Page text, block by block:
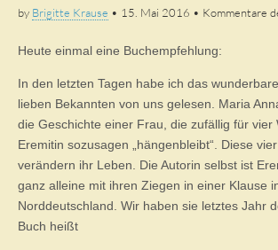
by Brigitte Krause • 15. Mai 2016 • Kommentare
Heute einmal eine Buchempfehlung:
In den letzten Tagen habe ich das
lieben Bekannten von uns gelesen. Maria
die Geschichte einer Frau, die zufällig für vier
Eremitin sozusagen „hängenbleibt“. Diese
verändern ihr Leben. Die Autorin selbst ist
ganz alleine mit ihren Ziegen in einer Klause
Norddeutschland. Wir haben sie letztes Jahr
Buch heißt